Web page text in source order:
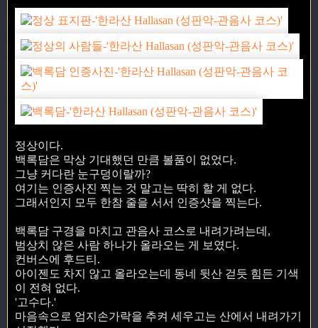
정상이다.
백록담은 막상 기대했던 만큼 볼품이 없었다.
그냥 커다란 눈구덩이랄까?
여기는 인증사진 찍는 것 말고는 딱히 할 게 없다.
그래서인지 모두 한참 줄을 서서 인증샷을 찍는다.
백록담 구경을 마치고 관음사 코스로 내려가려는데,
범상치 않은 사람 하나가 올라오는 게 보였다.
컨버스에 후드티.
아이젠도 차지 않고 올라오는데 동네 뒷산 걷듯 힘든 기색
이 전혀 없다.
'고수다.'
마음속으로 엄지손가락을 추켜 세우고는 산에서 내려가기